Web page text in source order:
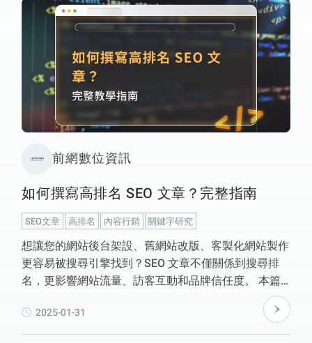
企業網站維護 中 充分發揮 AI 的優勢，同時避免潛在風
前網數位資訊
如何撰寫高排名 SEO 文章？完整指南
SEO文章 高排名 內容行銷 關鍵字研究
想讓您的網站後台架設、舊網站改版、客製化網站製作
更容易被搜尋引擎找到？SEO 文章不僅關係到搜尋排
名，更影響網站流量、訪客互動和品牌信任度。 本篇
文章將解析 Google 排名機制，並提供 關鍵字策略、內
容結構、技術優化 等撰寫技巧，幫助您的 網站建置 雙
北、台北形象網站製作 在競爭激烈的市場中脫穎而
2025-01-31